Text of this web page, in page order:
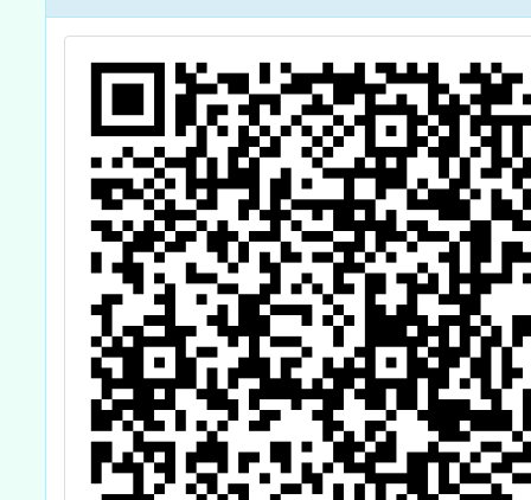
活」115學年度
實施計畫書